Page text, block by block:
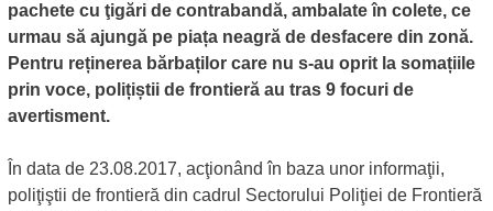
pachete cu ţigări de contrabandă, ambalate în colete, ce
urmau să ajungă pe piața neagră de desfacere din zonă.
Pentru reținerea bărbaților care nu s-au oprit la somațiile
prin voce, polițiștii de frontieră au tras 9 focuri de
avertisment.
În data de 23.08.2017, acţionând în baza unor informaţii,
poliţiştii de frontieră din cadrul Sectorului Poliţiei de Frontieră